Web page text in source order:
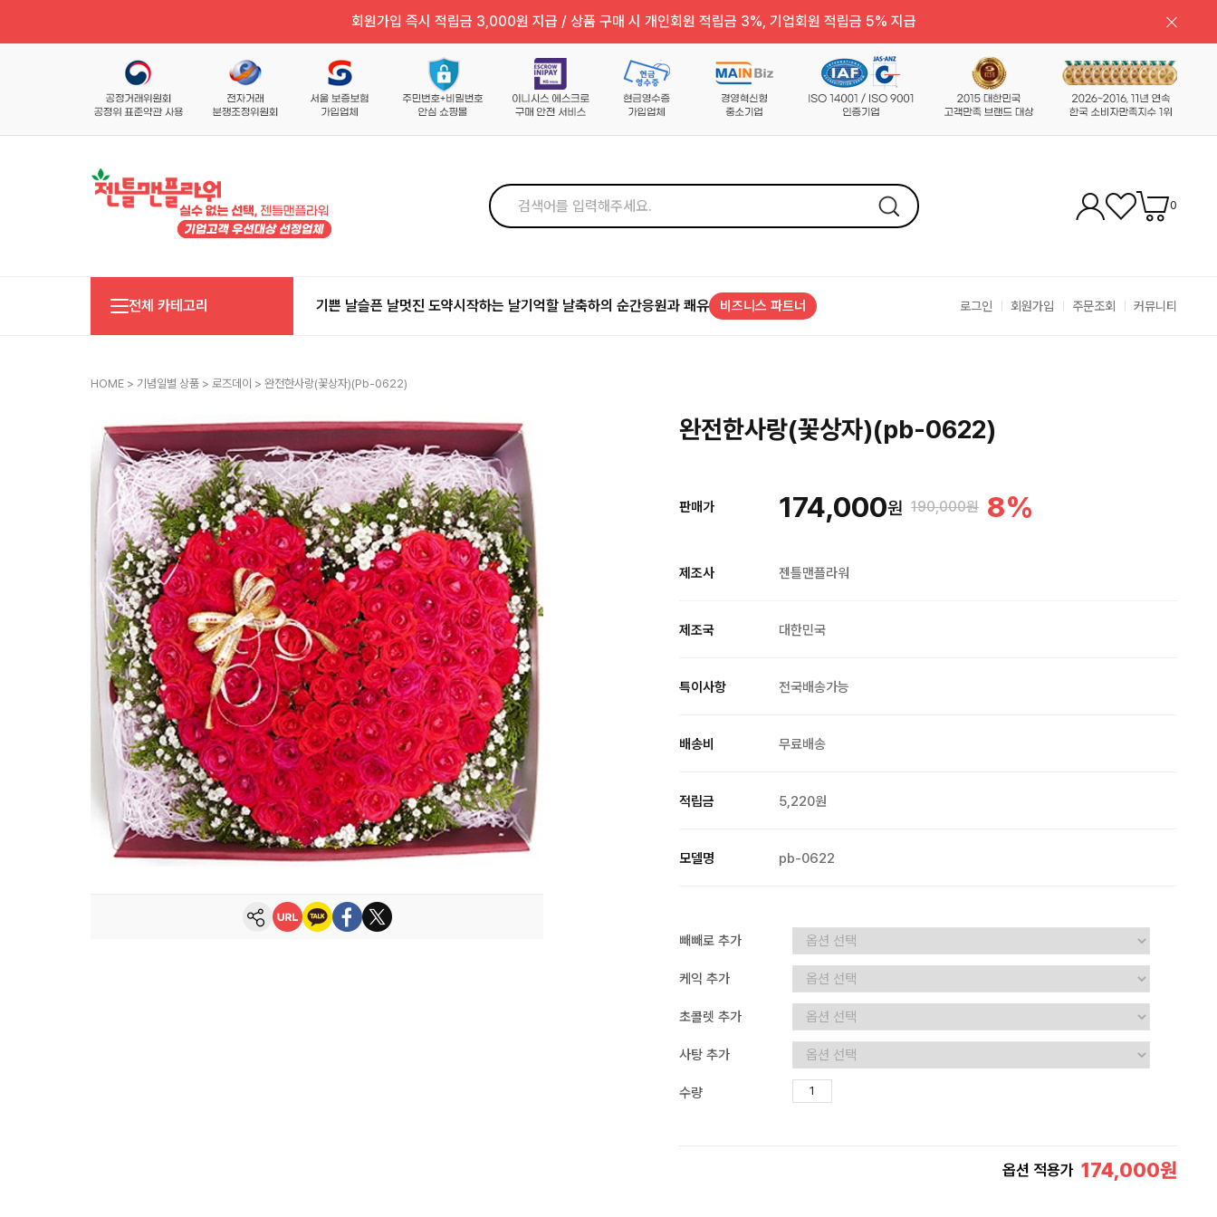
회원가입 즉시 적립금 3,000원 지급 / 상품 구매 시 개인회원 적립금 3%, 기업회원 적립금 5% 지급
0
전체 카테고리 기쁜 날슬픈 날멋진 도약시작하는 날기억할 날축하의 순간응원과 쾌유 비즈니스 파트너 로그인 회원가입 주문조회 커뮤니티
HOME > 기념일별 상품 > 로즈데이 > 완전한사랑(꽃상자)(pb-0622)
완전한사랑(꽃상자)(pb-0622)
판매가 174,000원 190,000원 8%
제조사 젠틀맨플라워
제조국 대한민국
특이사항 전국배송가능
배송비 무료배송
적립금 5,220원
모델명 pb-0622
빼빼로 추가
케익 추가
초콜렛 추가
사탕 추가
수량
옵션 적용가 174,000원